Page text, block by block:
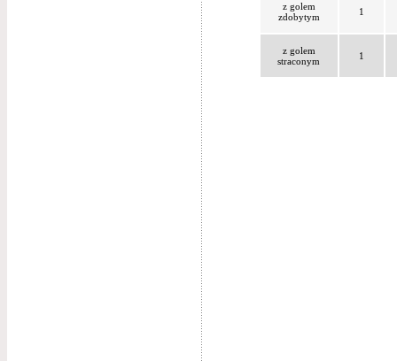
z golem
zdobytym
1
z golem
straconym
1